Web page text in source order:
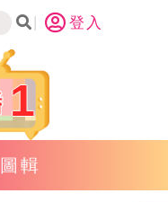
登入
1
圖輯